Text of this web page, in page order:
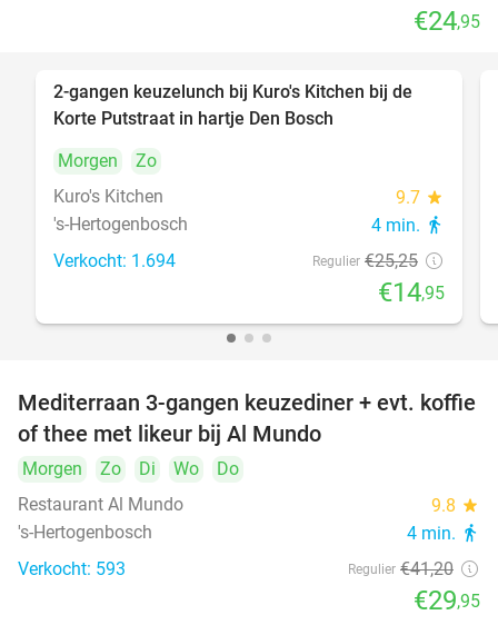
€24,95
2-gangen keuzelunch bij Kuro's Kitchen bij de
Korte Putstraat in hartje Den Bosch
Morgen
Zo
Kuro's Kitchen
9.7 star
's-Hertogenbosch 4 min. directions_walk
Verkocht: 1.694 Regulier €25,25
€14,95
27%
Mediterraan 3-gangen keuzediner + evt. koffie
of thee met likeur bij Al Mundo
Morgen Zo Di Wo
Do
Restaurant Al Mundo
9.8 star
's-Hertogenbosch 4 min. directions_walk
Verkocht: 593 Regulier €41,20
€29,95